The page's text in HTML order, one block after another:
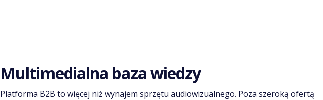
Multimedialna baza wiedzy
Platforma B2B to więcej niż wynajem sprzętu audiowizualnego. Poza szeroką ofertą